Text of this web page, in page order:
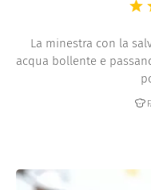
La minestra con la
acqua bollente e